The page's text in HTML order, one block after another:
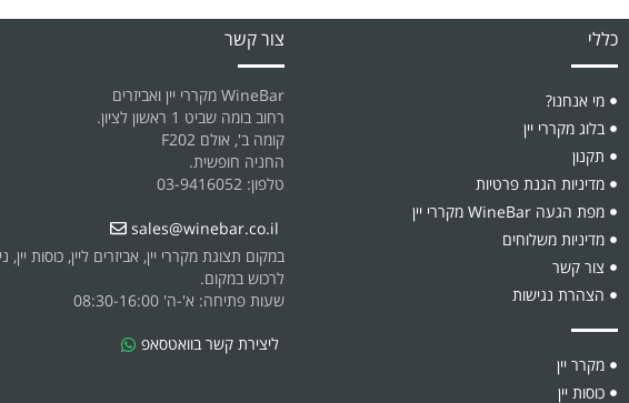
כללי
מי אנחנו?
בלוג מקררי יין
תקנון
מדיניות הגנת פרטיות
מפת הגעה WineBar מקררי יין
מדיניות משלוחים
צור קשר
הצהרת נגישות
מקרר יין
כוסות יין
צור קשר
WineBar מקררי יין ואביזרים
רחוב בומה שביט 1 ראשון לציון.
קומה ב', אולם F202
החניה חופשית.
טלפון: 03-9416052
sales@winebar.co.il
במקום תצוגת מקררי יין, אביזרים ליין, כוסות יין,
לרכוש במקום.
שעות פתיחה: א'-ה' 08:30-16:00
ליצירת קשר בוואטסאפ